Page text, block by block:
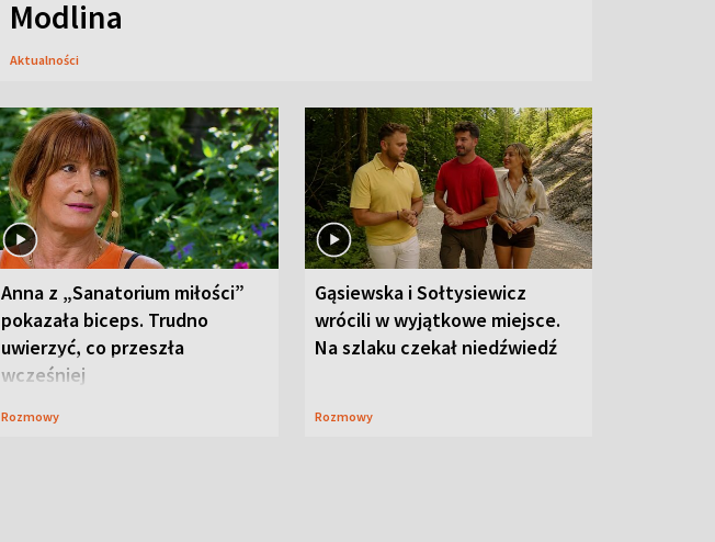
Modlina
Aktualności
Anna z „Sanatorium miłości”
pokazała biceps. Trudno
uwierzyć, co przeszła
wcześniej
Rozmowy
Gąsiewska i Sołtysiewicz
wrócili w wyjątkowe miejsce.
Na szlaku czekał niedźwiedź
Rozmowy